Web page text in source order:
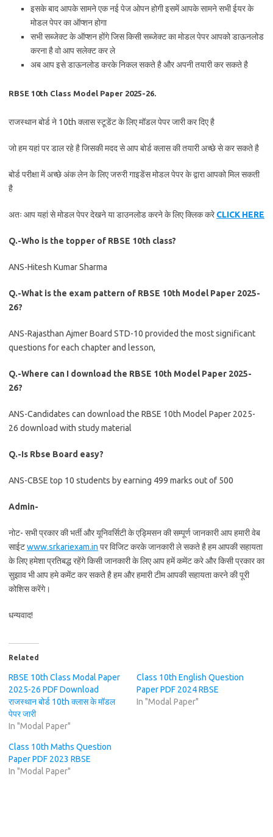
इसके बाद आपके सामने एक नई पेज ओपन होगी इसमें आपके सामने सभी ईयर के
मोडल पेपर का ऑप्शन होगा
सभी सब्जेक्ट के ऑप्शन होंगे जिस किसी सब्जेक्ट का मोडल पेपर आपको डाऊनलोड
करना है वो आप सलेक्ट कर ले
अब आप इसे डाऊनलोड करके निकल सकते है और अपनी तयारी कर सकते है
RBSE 10th Class Model Paper 2025-26.
राजस्थान बोर्ड ने 10th क्लास स्टूडेंट के लिए मॉडल पेपर जारी कर दिए है
जो हम यहां पर डाल रहे है जिसकी मदद से आप बोर्ड क्लास की तयारी अच्छे से कर सकते है
बोर्ड परीक्षा में अच्छे अंक लेन के लिए जरुरी गाइडेंस मोडल पेपर के द्वारा आपको मिल सकती
है
अतः आप यहां से मोडल पेपर देखने या डाउनलोड करने के लिए क्लिक करेCLICK HERE
Q.-Who is the topper of RBSE 10th class?
ANS-Hitesh Kumar Sharma
Q.-What is the exam pattern of RBSE 10th Model Paper 2025-
26?
ANS-Rajasthan Ajmer Board STD-10 provided the most significant
questions for each chapter and lesson,
Q.-Where can I download the RBSE 10th Model Paper 2025-
26?
ANS-Candidates can download the RBSE 10th Model Paper 2025-
26 download with study material
Q.-Is Rbse Board easy?
ANS-CBSE top 10 students by earning 499 marks out of 500
Admin-
नोट- सभी प्रकार की भर्ती और यूनिवर्सिटी के एड्मिसन की सम्पूर्ण जानकारी आप हमारी वेब
साईटwww.srkariexam.in पर विजिट करके जानकारी ले सकते है हम आपकी सहायता
के लिए हमेशा प्रतिबद्ध रहेंगे किसी जानकारी के लिए आप हमें कमेंट करे और किसी प्रकार का
सुझाव भी आप हमे कमेंट कर सकते है हम और हमारी टीम आपकी सहायता करने की पूरी
कोशिस करेंगे।
धन्यवाद!
Related
RBSE 10th Class Modal Paper
2025-26 PDF Download
राजस्थान बोर्ड 10th क्लास के मॉडल
पेपर जारी
In "Modal Paper"
Class 10th English Question
Paper PDF 2024 RBSE
In "Modal Paper"
Class 10th Maths Question
Paper PDF 2023 RBSE
In "Modal Paper"